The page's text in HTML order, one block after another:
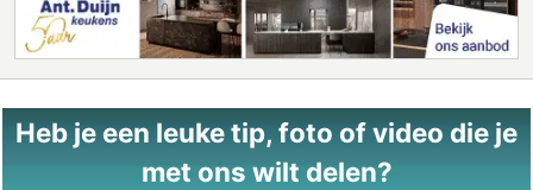
Heb je een leuke tip, foto of video die je
met ons wilt delen?